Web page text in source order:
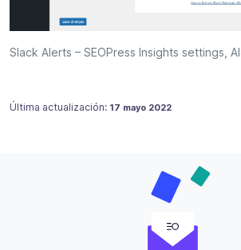
Slack Alerts – SEOPress Insights settings,
Última actualización: Publicado en
17 mayo 2022
17 mayo 2022